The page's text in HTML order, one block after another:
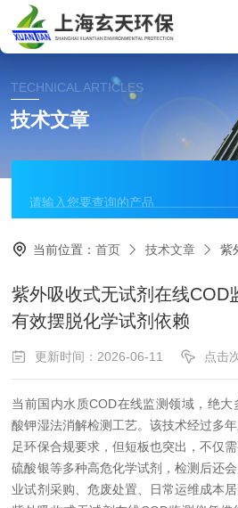
TECHNICAL ARTICLES
技术文章
当前位置：首页 技术文章 紫外吸
紫外吸收式无试剂在线COD
有效摆脱化学试剂依赖
更新时间：2026-06-11 点击
当前国内水质COD在线监测领域，绝
酸钾湿法消解检测工艺。该技术经过多
足环保合规要求，但短板也突出，不仅
硫酸银等多种高危化学试剂，检测后还
业试剂采购、危废处置、日常运维成本